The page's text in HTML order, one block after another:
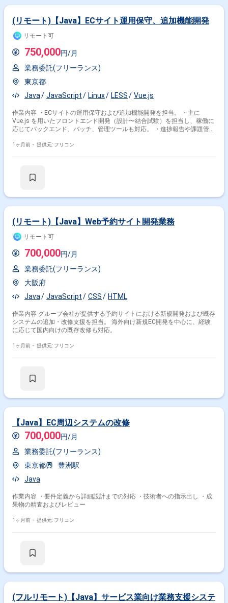
(リモート)【Java】ECサイト運用保守、追加機能開発
リモート可
750,000円/月
業務委託(フリーランス)
東京都
Java
JavaScript Linux LESS Vue.js
作業内容 ・ECサイトの運用保守および追加機能開発を担当。 ・主に
Vue.js を用いたフロントエンド開発（設計〜結合試験）を担当し、稼働に
応じてバックエンド、バッチ、管理ツールも対応。 ・進捗報告や課題管理
1ヶ月前・ 提供元: フリコン
(リモート)【Java】Web予約サイト開発業務
リモート可
700,000円/月
業務委託(フリーランス)
大阪府
Java
JavaScript CSS HTML
作業内容 グループ会社が提供する予約サイトにおける新規開発および既存
システムの追加・改修支援を担当。 海外向け新規EC開発を中心に、経験
に応じて国内向けの既存改修も対応。
1ヶ月前・ 提供元: フリコン
【Java】EC周辺システムの改修
700,000円/月
業務委託(フリーランス)
東京都
豊洲駅
Java
作業内容 ・要件定義から詳細設計までの対応 ・技術者への指示出し ・成
果物の精査およびレビュー
1ヶ月前・ 提供元: フリコン
(フルリモート)【Java】サービス業向け業務支援システ
特徴で絞り込む
Java × 副業
その他の条件で検索する
その他開発言語・スキルから探す
JavaScript
AWS
Oracle Linux PHP React
その他の職種から探す
PM